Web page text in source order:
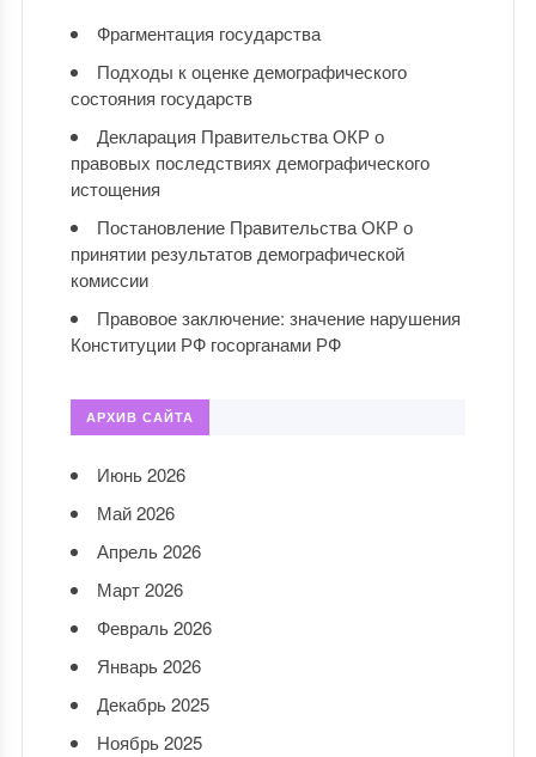
Фрагментация государства
Подходы к оценке демографического
состояния государств
Декларация Правительства ОКР о
правовых последствиях демографического
истощения
Постановление Правительства ОКР о
принятии результатов демографической
комиссии
Правовое заключение: значение нарушения
Конституции РФ госорганами РФ
АРХИВ САЙТА
Июнь 2026
Май 2026
Апрель 2026
Март 2026
Февраль 2026
Январь 2026
Декабрь 2025
Ноябрь 2025